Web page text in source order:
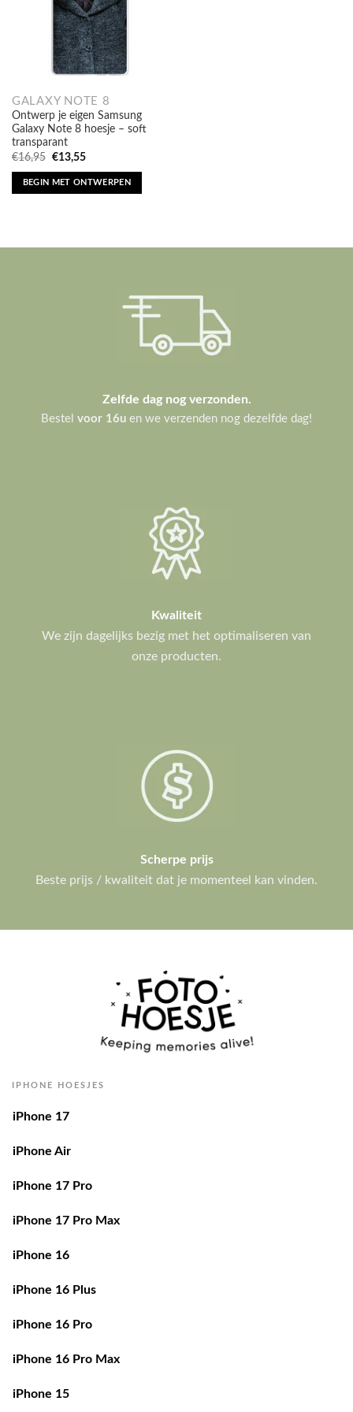
GALAXY NOTE 8
Ontwerp je eigen Samsung
Galaxy Note 8 hoesje – soft
transparant
€16,95 Oorspronkelijke
was:
€16,95.
€13,55Huidige
is:
€13,55.
BEGIN MET ONTWERPEN
Zelfde dag nog verzonden.
Bestel voor 16u en we verzenden nog dezelfde dag!
Kwaliteit
We zijn dagelijks bezig met het optimaliseren van
onze producten.
Scherpe prijs
Beste prijs / kwaliteit dat je momenteel kan vinden.
IPHONE HOESJES
iPhone 17
iPhone Air
iPhone 17 Pro
iPhone 17 Pro Max
iPhone 16
iPhone 16 Plus
iPhone 16 Pro
iPhone 16 Pro Max
iPhone 15